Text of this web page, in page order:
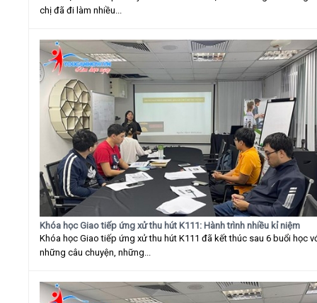
chị đã đi làm nhiều...
Khóa học Giao tiếp ứng xử thu hút K111: Hành trình nhiều kỉ niệm
Khóa học Giao tiếp ứng xử thu hút K111 đã kết thúc sau 6 buổi học
những câu chuyện, những...